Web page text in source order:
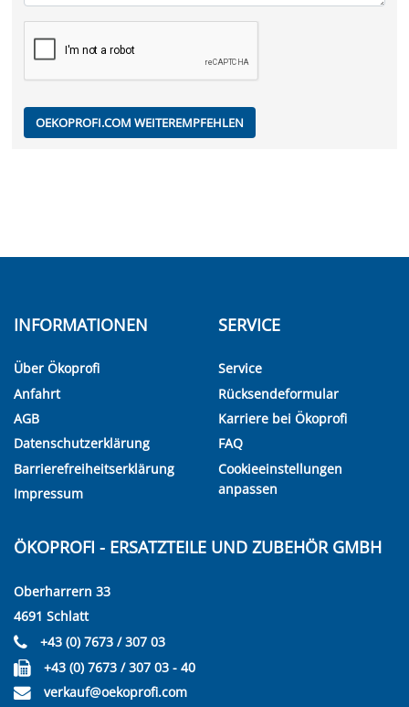
OEKOPROFI.COM WEITEREMPFEHLEN
INFORMATIONEN
Über Ökoprofi
Anfahrt
AGB
Datenschutzerklärung
Barrierefreiheitserklärung
Impressum
SERVICE
Service
Rücksendeformular
Karriere bei Ökoprofi
FAQ
Cookieeinstellungen
anpassen
ÖKOPROFI - ERSATZTEILE UND ZUBEHÖR GMBH
Oberharrern 33
4691 Schlatt
+43 (0) 7673 / 307 03
+43 (0) 7673 / 307 03 - 40
verkauf@oekoprofi.com